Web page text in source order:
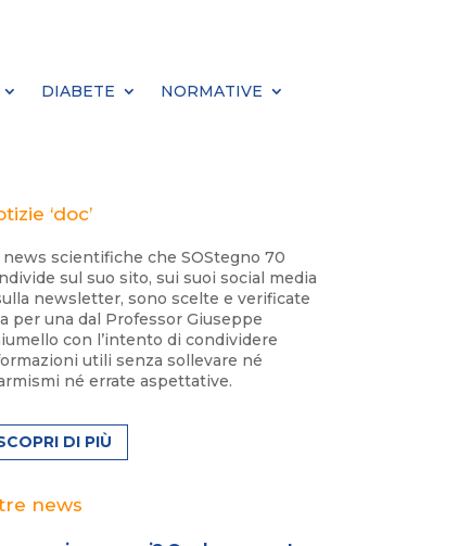
DIABETE NORMATIVE
‘doc’
news scientifiche che SOStegno 70
sul suo sito, sui suoi social media
newsletter, sono scelte e verificate
per una dal Professor Giuseppe
con l’intento di condividere
utili senza sollevare né
né errate aspettative.
DI PIÙ
news